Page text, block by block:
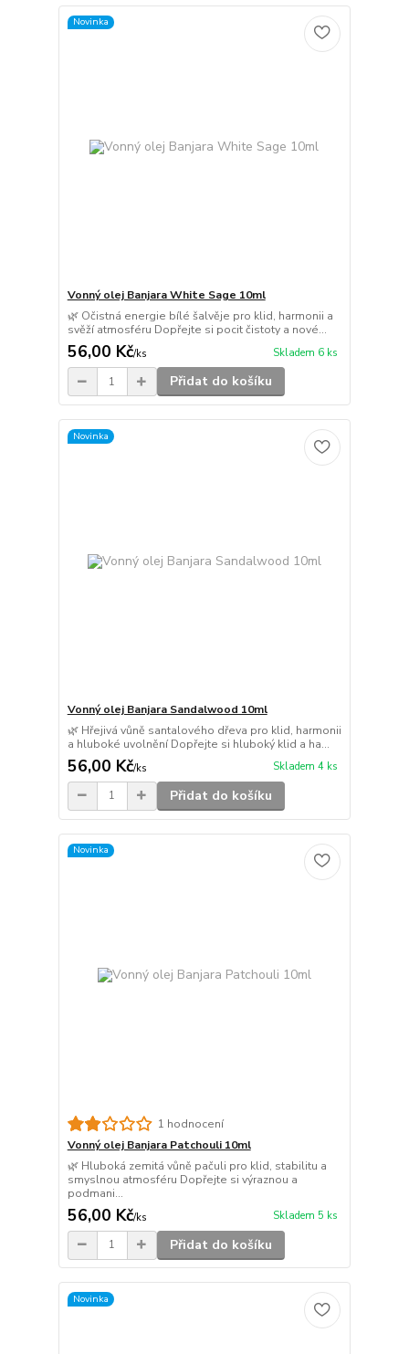
Novinka
Vonný olej Banjara White Sage 10ml
🌿 Očistná energie bílé šalvěje pro klid, harmonii a
svěží atmosféru Dopřejte si pocit čistoty a nové...
56,00 Kč/ks Skladem 6 ks
Přidat do košíku
Novinka
Vonný olej Banjara Sandalwood 10ml
🌿 Hřejivá vůně santalového dřeva pro klid, harmonii
a hluboké uvolnění Dopřejte si hluboký klid a ha...
56,00 Kč/ks Skladem 4 ks
Přidat do košíku
Novinka
1 hodnocení
Vonný olej Banjara Patchouli 10ml
🌿 Hluboká zemitá vůně pačuli pro klid, stabilitu a
smyslnou atmosféru Dopřejte si výraznou a
podmani...
56,00 Kč/ks Skladem 5 ks
Přidat do košíku
Novinka